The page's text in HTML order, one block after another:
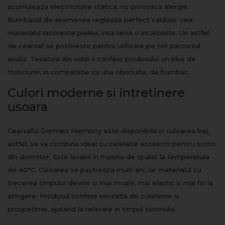
acumuleaza electricitate statica, nu provoaca alergie.
Bumbacul de asemenea regleaza perfect caldura: vara
materialul racoreste pielea, insa iarna o incalzeste. Un astfel
de cearsaf se potriveste pentru utilizare pe tot parcursul
anului. Tesatura din satin ii confera produsului un plus de
moliciune, in comparatie cu una obisnuita, de bumbac.
Culori moderne si intretinere
usoara
Cearsaful Dormeo Harmony este disponibila in culoarea bej,
astfel, se va combina ideal cu celelalte accesorii pentru somn
din dormitor. Este lavabil in masina de spalat la temperatura
de 40°C. Culoarea se pastreaza multi ani, iar materialul cu
trecerea timpului devine si mai moale, mai elastic si mai fin la
atingere. Produsul confera senzatia de curatenie si
prospetime, ajutand la relaxare in timpul somnului.